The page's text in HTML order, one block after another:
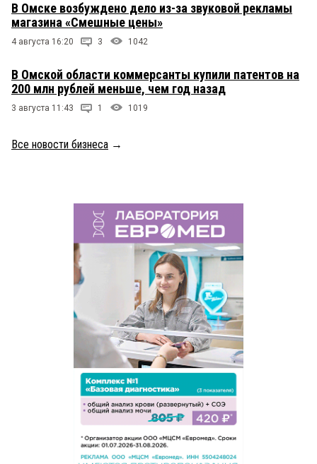
В Омске возбуждено дело из-за звуковой рекламы
магазина «Смешные цены»
4 августа 16:20 3 1042
В Омской области коммерсанты купили патентов на
200 млн рублей меньше, чем год назад
3 августа 11:43 1 1019
Все новости бизнеса →